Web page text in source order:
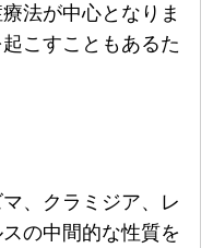
法が中心となりま
こすこともあるた
、クラミジア、レ
の中間的な性質を